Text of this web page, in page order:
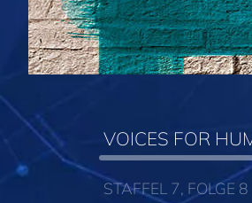
VOICES FOR
STAFFEL 7, FOLGE